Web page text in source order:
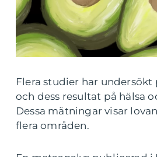
Flera studier har undersökt
och dess resultat på hälsa
Dessa mätningar visar
flera områden.